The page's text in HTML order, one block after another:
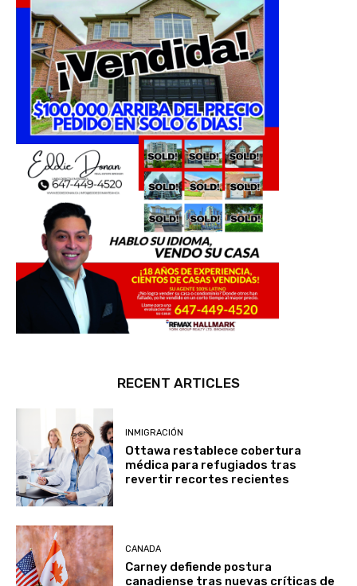
RECENT ARTICLES
Ottawa restablece cobertura
médica para refugiados tras
revertir recortes recientes
Carney defiende postura